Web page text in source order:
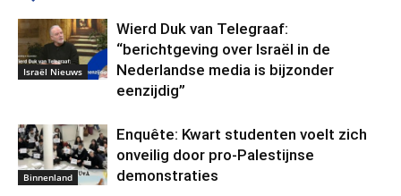
Israël Nieuws
Wierd Duk van Telegraaf:
“berichtgeving over Israël in de
Nederlandse media is bijzonder
eenzijdig”
Binnenland
Enquête: Kwart studenten voelt zich
onveilig door pro-Palestijnse
demonstraties